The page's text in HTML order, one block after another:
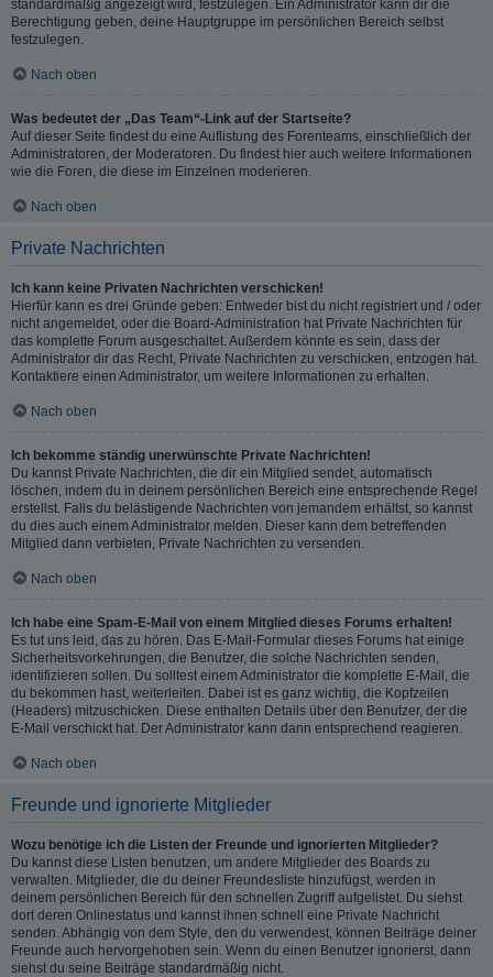
standardmäßig angezeigt wird, festzulegen. Ein Administrator kann dir die
Berechtigung geben, deine Hauptgruppe im persönlichen Bereich selbst
festzulegen.
Nach oben
Was bedeutet der „Das Team“-Link auf der Startseite?
Auf dieser Seite findest du eine Auflistung des Forenteams, einschließlich der
Administratoren, der Moderatoren. Du findest hier auch weitere Informationen
wie die Foren, die diese im Einzelnen moderieren.
Nach oben
Private Nachrichten
Ich kann keine Privaten Nachrichten verschicken!
Hierfür kann es drei Gründe geben: Entweder bist du nicht registriert und / oder
nicht angemeldet, oder die Board-Administration hat Private Nachrichten für
das komplette Forum ausgeschaltet. Außerdem könnte es sein, dass der
Administrator dir das Recht, Private Nachrichten zu verschicken, entzogen hat.
Kontaktiere einen Administrator, um weitere Informationen zu erhalten.
Nach oben
Ich bekomme ständig unerwünschte Private Nachrichten!
Du kannst Private Nachrichten, die dir ein Mitglied sendet, automatisch
löschen, indem du in deinem persönlichen Bereich eine entsprechende Regel
erstellst. Falls du belästigende Nachrichten von jemandem erhältst, so kannst
du dies auch einem Administrator melden. Dieser kann dem betreffenden
Mitglied dann verbieten, Private Nachrichten zu versenden.
Nach oben
Ich habe eine Spam-E-Mail von einem Mitglied dieses Forums erhalten!
Es tut uns leid, das zu hören. Das E-Mail-Formular dieses Forums hat einige
Sicherheitsvorkehrungen, die Benutzer, die solche Nachrichten senden,
identifizieren sollen. Du solltest einem Administrator die komplette E-Mail, die
du bekommen hast, weiterleiten. Dabei ist es ganz wichtig, die Kopfzeilen
(Headers) mitzuschicken. Diese enthalten Details über den Benutzer, der die
E-Mail verschickt hat. Der Administrator kann dann entsprechend reagieren.
Nach oben
Freunde und ignorierte Mitglieder
Wozu benötige ich die Listen der Freunde und ignorierten Mitglieder?
Du kannst diese Listen benutzen, um andere Mitglieder des Boards zu
verwalten. Mitglieder, die du deiner Freundesliste hinzufügst, werden in
deinem persönlichen Bereich für den schnellen Zugriff aufgelistet. Du siehst
dort deren Onlinestatus und kannst ihnen schnell eine Private Nachricht
senden. Abhängig von dem Style, den du verwendest, können Beiträge deiner
Freunde auch hervorgehoben sein. Wenn du einen Benutzer ignorierst, dann
siehst du seine Beiträge standardmäßig nicht.